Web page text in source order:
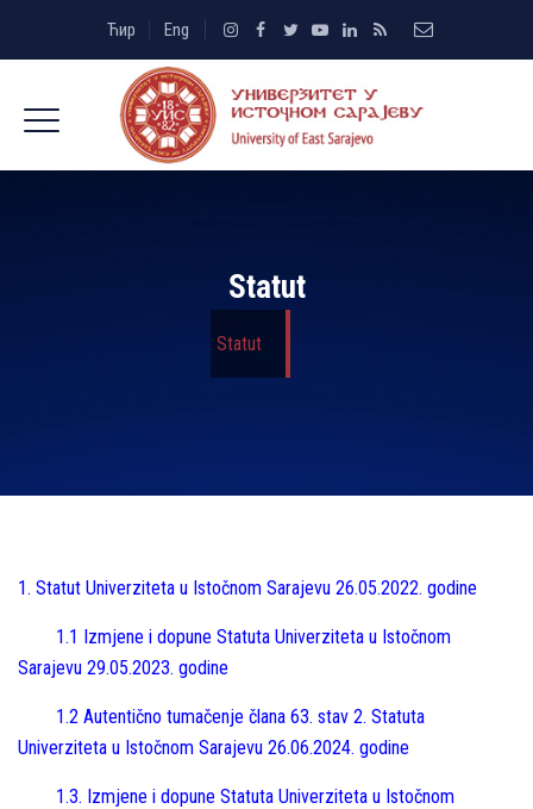
Ћир Eng
Statut
Statut
1. Statut Univerziteta u Istočnom Sarajevu 26.05.2022. godine
1.1 Izmjene i dopune Statuta Univerziteta u Istočnom
Sarajevu 29.05.2023. godine
1.2 Autentično tumačenje člana 63. stav 2. Statuta
Univerziteta u Istočnom Sarajevu 26.06.2024. godine
1.3. Izmjene i dopune Statuta Univerziteta u Istočnom